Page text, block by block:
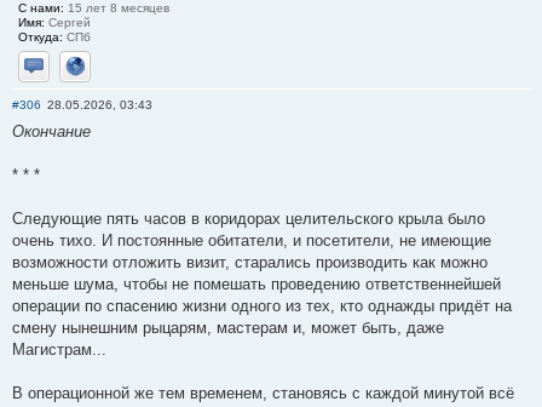
С нами: 15 лет 8 месяцев
Имя: Сергей
Откуда: СПб
Отправить личное сообщение
Сайт
#306 28.05.2026, 03:43
Окончание
* * *
Следующие пять часов в коридорах целительского крыла было
очень тихо. И постоянные обитатели, и посетители, не имеющие
возможности отложить визит, старались производить как можно
меньше шума, чтобы не помешать проведению ответственнейшей
операции по спасению жизни одного из тех, кто однажды придёт на
смену нынешним рыцарям, мастерам и, может быть, даже
Магистрам...
В операционной же тем временем, становясь с каждой минутой всё